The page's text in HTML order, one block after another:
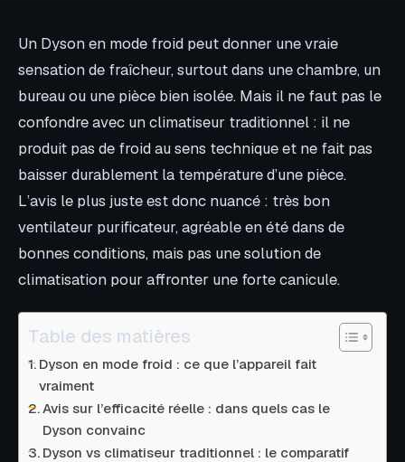
Un Dyson en mode froid peut donner une vraie
sensation de fraîcheur, surtout dans une chambre, un
bureau ou une pièce bien isolée. Mais il ne faut pas le
confondre avec un climatiseur traditionnel : il ne
produit pas de froid au sens technique et ne fait pas
baisser durablement la température d’une pièce.
L’avis le plus juste est donc nuancé : très bon
ventilateur purificateur, agréable en été dans de
bonnes conditions, mais pas une solution de
climatisation pour affronter une forte canicule.
Table des matières
Dyson en mode froid : ce que l’appareil fait
vraiment
Avis sur l’efficacité réelle : dans quels cas le
Dyson convainc
Dyson vs climatiseur traditionnel : le comparatif